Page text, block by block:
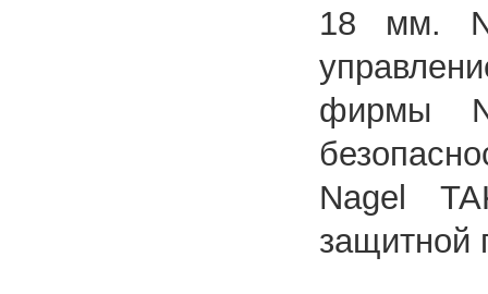
18 мм.
фирмы
Nagel
защитной